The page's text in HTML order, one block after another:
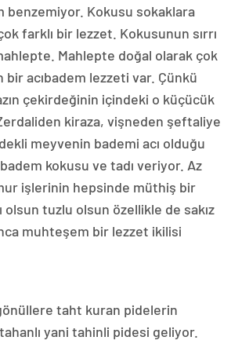
benzemiyor. Kokusu sokaklara
farklı bir lezzet. Kokusunun sırrı
Mahlepte doğal olarak çok
acıbadem lezzeti var. Çünkü
çekirdeğinin içindeki o küçücük
kiraza, vişneden şeftaliye
meyvenin bademi acı olduğu
kokusu ve tadı veriyor. Az
işlerinin hepsinde müthiş bir
olsun tuzlu olsun özellikle de sakız
muhteşem bir lezzet ikilisi
taht kuran pidelerin
tahanlı yani tahinli pidesi geliyor.